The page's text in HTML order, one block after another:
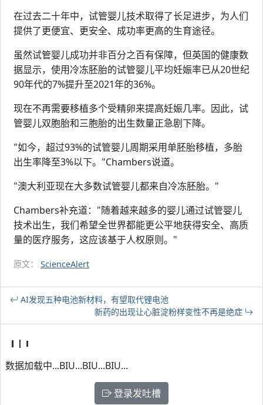
在过去二十年中，试管婴儿技术取得了长足进步，为人们
提供了更便宜、更安全、成功率更高的生育途径。
虽然试管婴儿成功并非百分之百有保障，但英国的健康数
据显示，使用冷冻胚胎的试管婴儿平均妊娠率已从20世纪
90年代的7%提升至2021年的36%。
现在不再需要移植多个受精卵来提高妊娠几率。因此，试
管婴儿双胞胎和三胞胎的出生数量正急剧下降。
"如今，超过93%的试管婴儿周期采用单胚胎移植，多胎
出生率降至3%以下。"Chambers说道。
"澳大利亚现在大多数试管婴儿都来自冷冻胚胎。"
Chambers补充道："随着越来越多的婴儿通过试管婴儿
技术出生，我们希望全世界都能更公平地获得安全、高质
量的医疗服务，这应该基于人权原则。"
原文： ScienceAlert
AI发现五种电池新材料，有望取代锂电池
新药的出现让心脏淀粉样变性不再是绝症
数据加载中...BIU...BIU...BIU...
登录发吐槽